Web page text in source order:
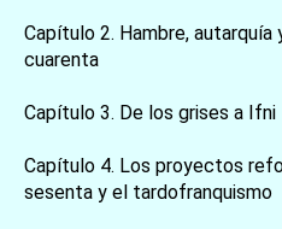
Capítulo 2. Hambre, autarquía
cuarenta
Capítulo 3. De los grises a Ifni
Capítulo 4. Los proyectos
sesenta y el tardofranquismo